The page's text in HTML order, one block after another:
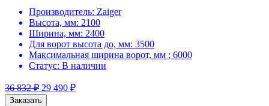
Производитель: Zaiger
Высота, мм: 2100
Ширина, мм: 2400
Для ворот высота до, мм: 3500
Максимальная ширина ворот, мм : 6000
Статус: В наличии
36 832₽ 29 490 ₽
Заказать